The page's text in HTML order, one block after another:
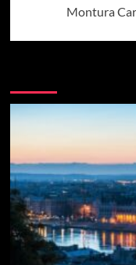
Montura